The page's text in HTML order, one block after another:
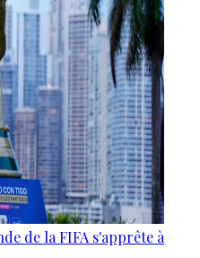
de la FIFA s'apprête à